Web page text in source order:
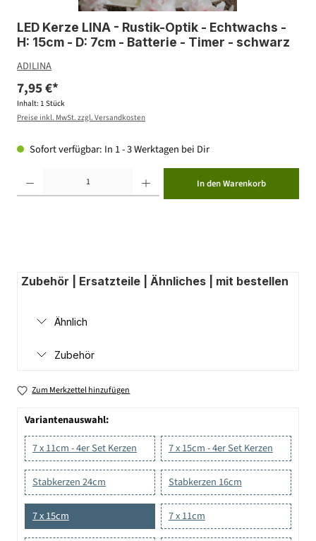
LED Kerze LINA - Rustik-Optik - Echtwachs -
H: 15cm - D: 7cm - Batterie - Timer - schwarz
ADILINA
7,95 €*
Inhalt: 1 Stück
Preise inkl. MwSt. zzgl. Versandkosten
Sofort verfügbar: In 1 - 3 Werktagen bei Dir
In den Warenkorb
Zubehör | Ersatzteile | Ähnliches | mit bestellen
Ähnlich
Zubehör
Zum Merkzettel hinzufügen
Variantenauswahl:
7 x 11cm - 4er Set Kerzen
7 x 15cm - 4er Set Kerzen
Stabkerzen 24cm Stabkerzen 16cm
7 x 15cm 7 x 11cm